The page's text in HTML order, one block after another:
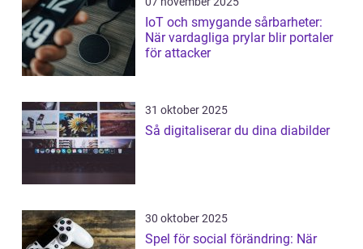
IoT och smygande sårbarheter:
När vardagliga prylar blir portaler
för attacker
31 oktober 2025
Så digitaliserar du dina diabilder
30 oktober 2025
Spel för social förändring: När